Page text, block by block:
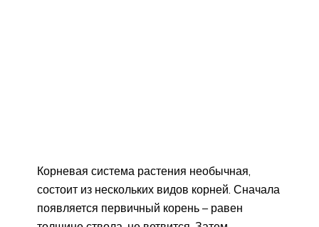
Корневая система растения необычная,
состоит из нескольких видов корней. Сначала
появляется первичный корень – равен